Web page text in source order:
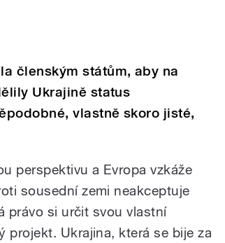
členským státům, aby na
Ukrajině status
vlastně skoro jisté,
perspektivu a Evropa vzkáže
sousední zemi neakceptuje
právo si určit svou vlastní
projekt. Ukrajina, která se bije za